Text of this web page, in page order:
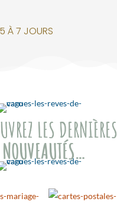
À 7 JOURS
LES DERNIÈRES
NOUVEAUTÉS…